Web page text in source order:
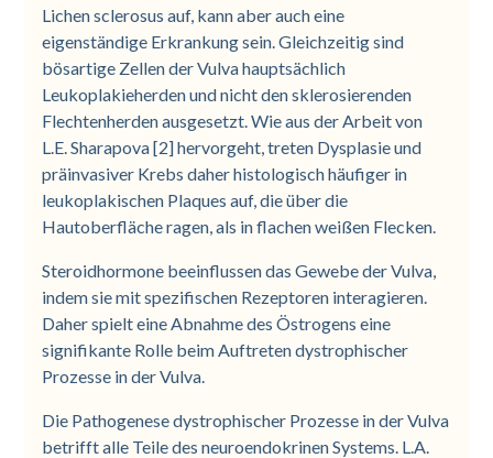
Lichen sclerosus auf, kann aber auch eine
eigenständige Erkrankung sein. Gleichzeitig sind
bösartige Zellen der Vulva hauptsächlich
Leukoplakieherden und nicht den sklerosierenden
Flechtenherden ausgesetzt. Wie aus der Arbeit von
L.E. Sharapova [2] hervorgeht, treten Dysplasie und
präinvasiver Krebs daher histologisch häufiger in
leukoplakischen Plaques auf, die über die
Hautoberfläche ragen, als in flachen weißen Flecken.
Steroidhormone beeinflussen das Gewebe der Vulva,
indem sie mit spezifischen Rezeptoren interagieren.
Daher spielt eine Abnahme des Östrogens eine
signifikante Rolle beim Auftreten dystrophischer
Prozesse in der Vulva.
Die Pathogenese dystrophischer Prozesse in der Vulva
betrifft alle Teile des neuroendokrinen Systems. L.A.